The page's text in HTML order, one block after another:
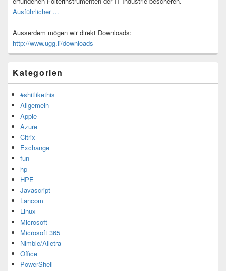
Ausführlicher ...
Ausserdem mögen wir direkt Downloads:
http://www.ugg.li/downloads
Kategorien
#shitlikethis
Allgemein
Apple
Azure
Citrix
Exchange
fun
hp
HPE
Javascript
Lancom
Linux
Microsoft
Microsoft 365
Nimble/Alletra
Office
PowerShell